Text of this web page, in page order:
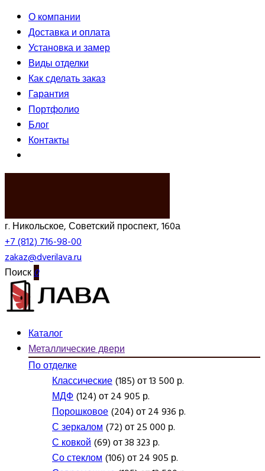
О компании
Доставка и оплата
Установка и замер
Виды отделки
Как сделать заказ
Гарантия
Портфолио
Блог
Контакты
г. Никольское, Советский проспект, 160а
+7 (812) 716-98-00
zakaz@dverilava.ru
Поиск0
Каталог
Металлические двери
По отделке
Классические(185) от 13 500 р.
МДФ(124) от 24 905 р.
Порошковое(204) от 24 936 р.
С зеркалом(72) от 25 000 р.
С ковкой(69) от 38 323 р.
Со стеклом(106) от 24 905 р.